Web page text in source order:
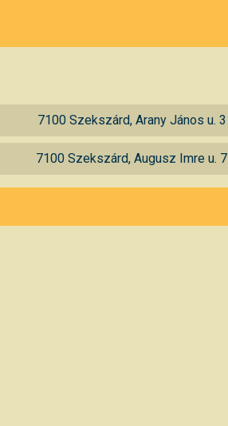
7100 Szekszárd, Arany János u. 3
7100 Szekszárd, Augusz Imre u. 7